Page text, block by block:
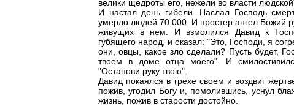
велики щедроты его, нежели во власти
И настал день гибели. Наслал Господь
умерло людей 70 000. И простер ангел Божий
живущих в нем. И взмолился Давид к
губящего народ, и сказал: "Это, Господи, я
они, овцы, какое зло сделали? Пусть будет,
твоем в доме отца моего". И
"Останови руку твою".
Давид покаялся в грехе своем и воздвиг
пожив, угодил Богу и, помолившись, уснул
жизнь, пожив в старости достойно.